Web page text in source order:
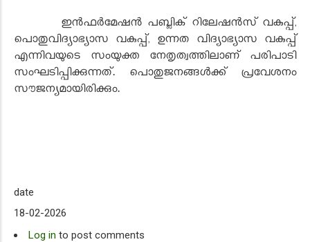
ഇന്‍ഫര്‍മേഷന്‍ പബ്ലിക് റിലേഷന്‍സ് വകുപ്പ്,
പൊതുവിദ്യാഭ്യാസ വകുപ്പ്, ഉന്നത വിദ്യാഭ്യാസ വകുപ്പ്
എന്നിവയുടെ സംയുക്ത നേതൃത്വത്തിലാണ് പരിപാടി
സംഘടിപ്പിക്കുന്നത്. പൊതുജനങ്ങള്‍ക്ക് പ്രവേശനം
സൗജന്യമായിരിക്കും.
date
18-02-2026
Log in to post comments